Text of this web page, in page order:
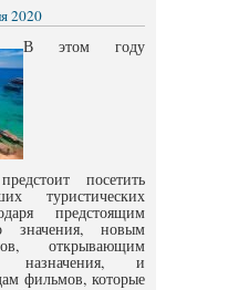
2020
В этом году
посетить
туристических
предстоящим
значения, новым
открывающим
назначения, и
фильмов, которые